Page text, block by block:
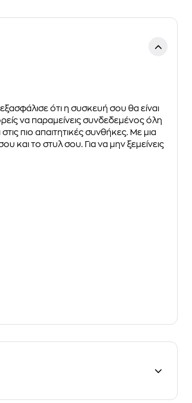
ότι η συσκευή σου θα είναι
να παραμείνεις συνδεδεμένος όλη
πιο απαιτητικές συνθήκες. Με μια
και το στυλ σου. Για να μην ξεμείνεις